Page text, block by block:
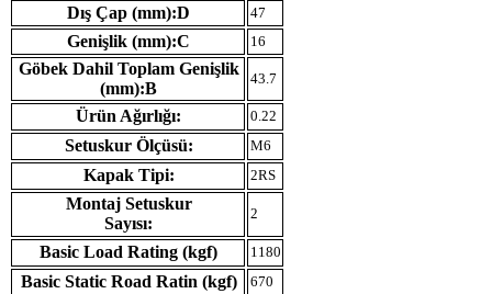
Dış Çap (mm):D 47
Genişlik (mm):C 16
Göbek Dahil Toplam Genişlik
(mm):B
43.7
Ürün Ağırlığı: 0.22
Setuskur Ölçüsü: M6
Kapak Tipi: 2RS
Montaj Setuskur
Sayısı:
2
Basic Load Rating (kgf) 1180
Basic Static Road Ratin (kgf) 670